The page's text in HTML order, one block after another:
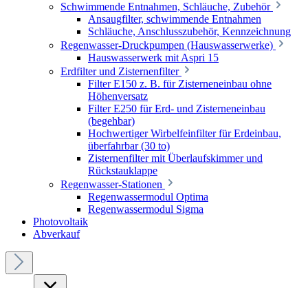
Schwimmende Entnahmen, Schläuche, Zubehör
Ansaugfilter, schwimmende Entnahmen
Schläuche, Anschlusszubehör, Kennzeichnung
Regenwasser-Druckpumpen (Hauswasserwerke)
Hauswasserwerk mit Aspri 15
Erdfilter und Zisternenfilter
Filter E150 z. B. für Zisterneneinbau ohne
Höhenversatz
Filter E250 für Erd- und Zisterneneinbau
(begehbar)
Hochwertiger Wirbelfeinfilter für Erdeinbau,
überfahrbar (30 to)
Zisternenfilter mit Überlaufskimmer und
Rückstauklappe
Regenwasser-Stationen
Regenwassermodul Optima
Regenwassermodul Sigma
Photovoltaik
Abverkauf